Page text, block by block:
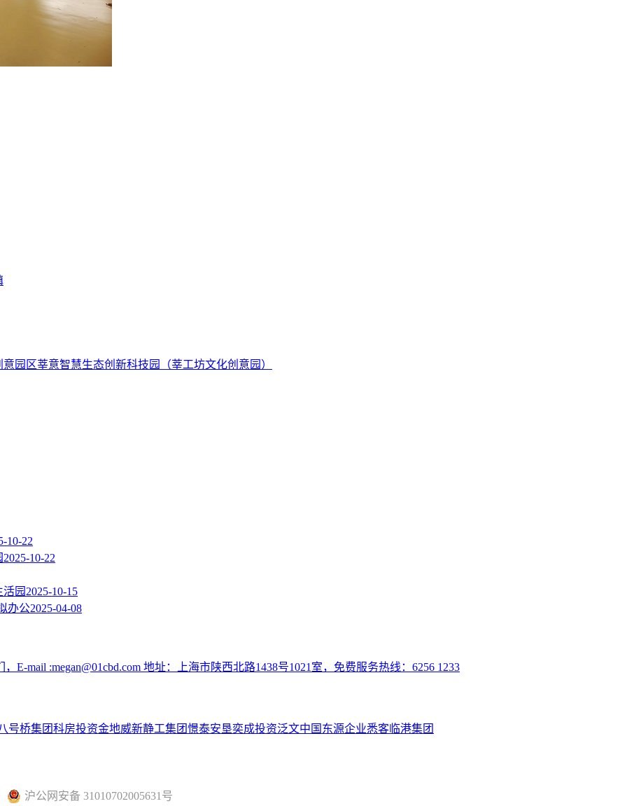
莘意智慧生态创新科技园（莘工坊文化创意园）
10-22
2025-10-22
园 2025-10-15
办公2025-04-08
mail :megan@01cbd.com 地址：上海市陕西北路1438号1021室，免费服务热线：6256 1233
号桥集团科房投资金地威新静工集团憬泰安垦奕成投资泛文中国 东源企业悉客 临港集团
沪公网安备 31010702005631号